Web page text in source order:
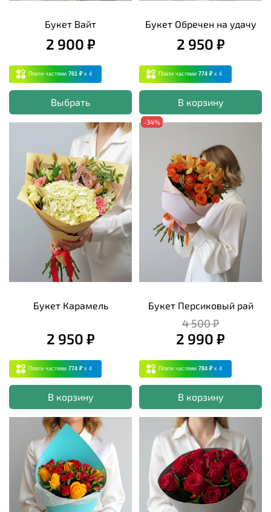
Букет Вайт
2 900 ₽
Плати частями 761 ₽ x 4
Выбрать
Букет Обречен на удачу
2 950 ₽
Плати частями 774 ₽ x 4
В корзину
Букет Карамель
2 950 ₽
Плати частями 774 ₽ x 4
В корзину
-34%
Букет Персиковый рай
4 500 ₽
2 990 ₽
Плати частями 784 ₽ x 4
В корзину